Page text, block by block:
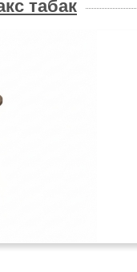
табак